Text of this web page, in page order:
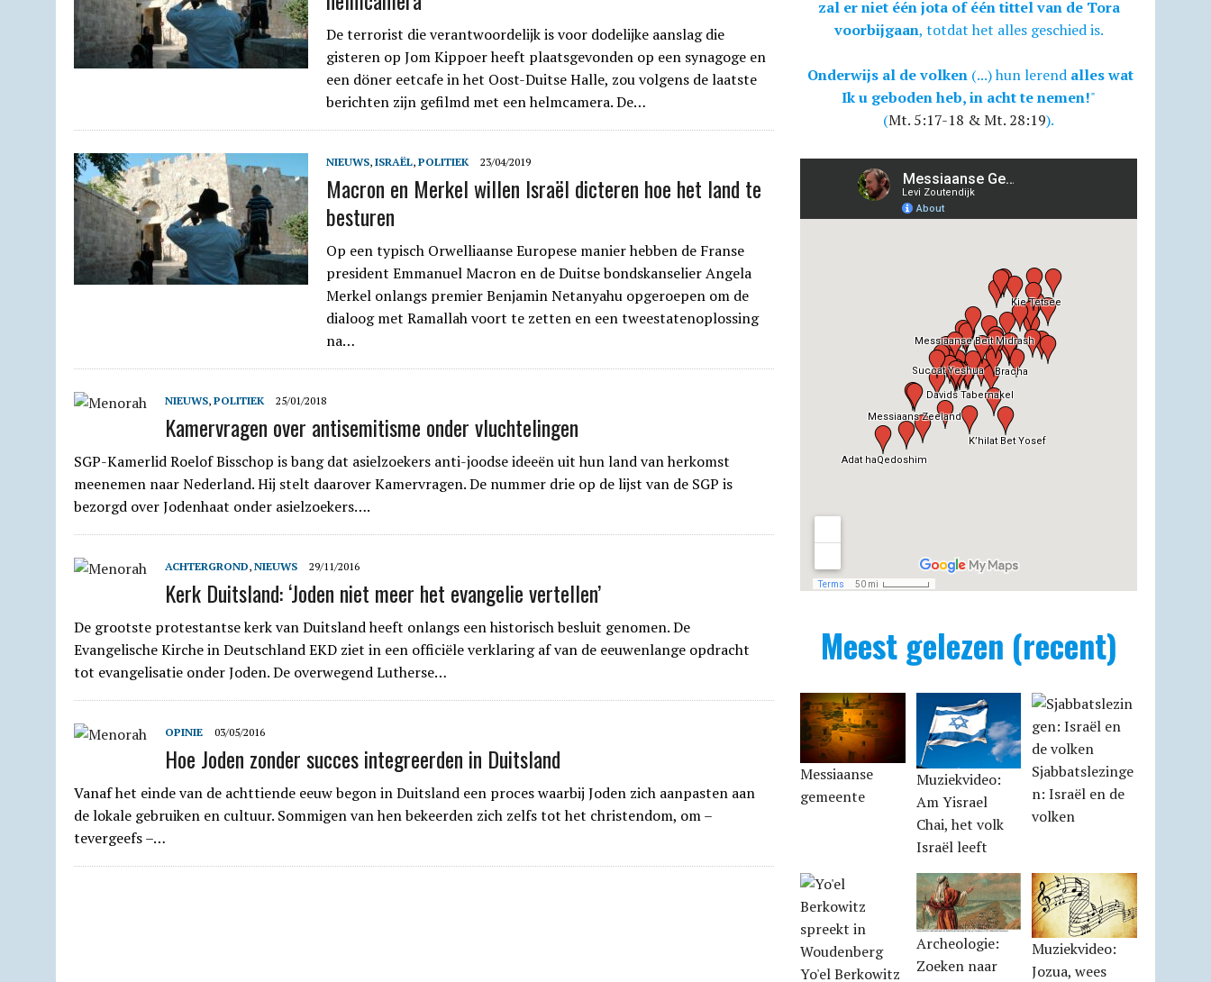
De terrorist die verantwoordelijk is voor dodelijke aanslag die
gisteren op Jom Kippoer heeft plaatsgevonden op een synagoge en
een döner eetcafe in het Oost-Duitse Halle, zou volgens de laatste
berichten zijn gefilmd met een helmcamera. De…
NIEUWS, ISRAËL, POLITIEK 23/04/2019
Macron en Merkel willen Israël dicteren hoe het land te
besturen
Op een typisch Orwelliaanse Europese manier hebben de Franse
president Emmanuel Macron en de Duitse bondskanselier Angela
Merkel onlangs premier Benjamin Netanyahu opgeroepen om de
dialoog met Ramallah voort te zetten en een tweestatenoplossing
na…
NIEUWS, POLITIEK 25/01/2018
Kamervragen over antisemitisme onder vluchtelingen
SGP-Kamerlid Roelof Bisschop is bang dat asielzoekers anti-joodse ideeën uit hun land van herkomst
meenemen naar Nederland. Hij stelt daarover Kamervragen. De nummer drie op de lijst van de SGP is
bezorgd over Jodenhaat onder asielzoekers….
ACHTERGROND, NIEUWS 29/11/2016
Kerk Duitsland: ‘Joden niet meer het evangelie vertellen’
De grootste protestantse kerk van Duitsland heeft onlangs een historisch besluit genomen. De
Evangelische Kirche in Deutschland EKD ziet in een officiële verklaring af van de eeuwenlange opdracht
tot evangelisatie onder Joden. De overwegend Lutherse…
OPINIE 03/05/2016
Hoe Joden zonder succes integreerden in Duitsland
Vanaf het einde van de achttiende eeuw begon in Duitsland een proces waarbij Joden zich aanpasten aan
de lokale gebruiken en cultuur. Sommigen van hen bekeerden zich zelfs tot het christendom, om –
tevergeefs –…
zal er niet één jota of één tittel van de Tora
voorbijgaan, totdat het alles geschied is.
Onderwijs al de volken (...) hun lerend alles wat
Ik u geboden heb, in acht te nemen!"
(Mt. 5:17-18 & Mt. 28:19).
Meest gelezen (recent)
Messiaanse
gemeente
Muziekvideo:
Am Yisrael
Chai, het volk
Israël leeft
Sjabbatslezinge
n: Israël en de
volken
Yo'el Berkowitz
Archeologie:
Zoeken naar
Muziekvideo:
Jozua, wees